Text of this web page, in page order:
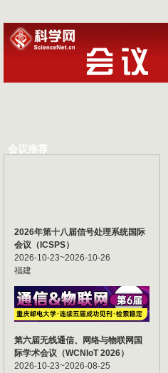
会议推荐
2026年第十八届信号处理系统国际
会议（ICSPS）
2026-10-23~2026-10-26
福建
第六届无线通信、网络与物联网国
际学术会议（WCNIoT 2026）
2026-10-23~2026-08-25